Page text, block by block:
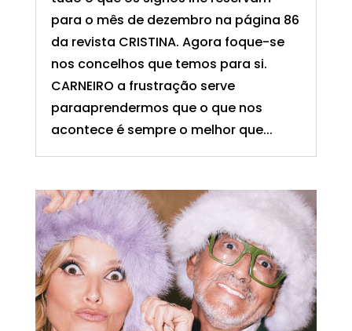
para o mês de dezembro na página 86
da revista CRISTINA. Agora foque-se
nos concelhos que temos para si.
CARNEIRO a frustração serve
paraaprendermos que o que nos
acontece é sempre o melhor que...